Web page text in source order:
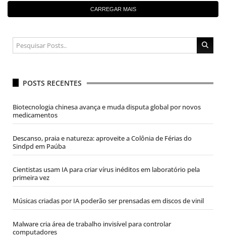
CARREGAR MAIS
POSTS RECENTES
Biotecnologia chinesa avança e muda disputa global por novos
medicamentos
Descanso, praia e natureza: aproveite a Colônia de Férias do
Sindpd em Paúba
Cientistas usam IA para criar vírus inéditos em laboratório pela
primeira vez
Músicas criadas por IA poderão ser prensadas em discos de vinil
Malware cria área de trabalho invisível para controlar
computadores